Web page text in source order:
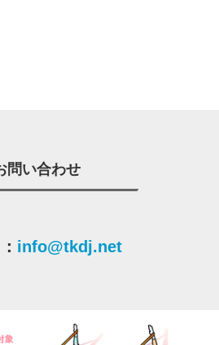
問い合わせ
info@tkdj.net